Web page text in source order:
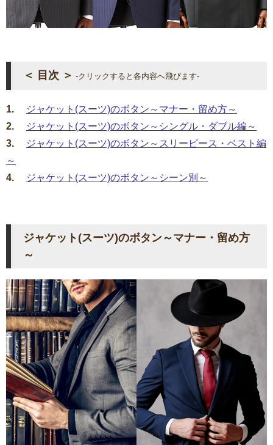
＜ 目次 ＞ -クリックすると各内容へ飛びます-
1.
ジャケット(スーツ)のボタン～マナー・留め方～
2.
ジャケット(スーツ)のボタン～シングル・ダブル編～
3.
ジャケット(スーツ)のボタン～スリーピース・ベスト編
～
4.
ジャケット(スーツ)のボタン～シーン別～
ジャケット(スーツ)のボタン～マナー・留め方
～